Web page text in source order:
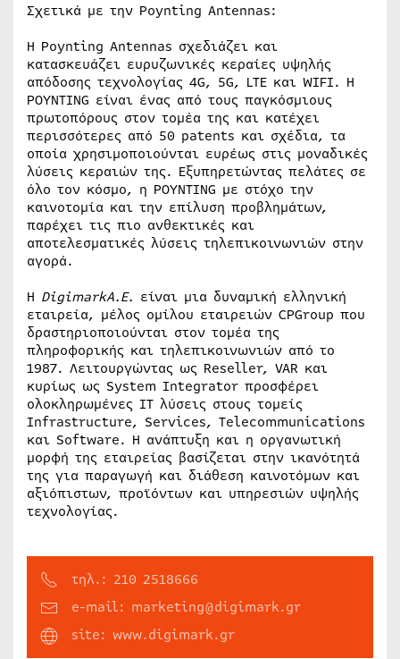
Σχετικά με την Poynting Antennas:
Η Poynting Antennas σχεδιάζει και
κατασκευάζει ευρυζωνικές κεραίες υψηλής
απόδοσης τεχνολογίας 4G, 5G, LTE και WIFI. Η
POYNTING είναι ένας από τους παγκόσμιους
πρωτοπόρους στον τομέα της και κατέχει
περισσότερες από 50 patents και σχέδια, τα
οποία χρησιμοποιούνται ευρέως στις μοναδικές
λύσεις κεραιών της. Εξυπηρετώντας πελάτες σε
όλο τον κόσμο, η POYNTING με στόχο την
καινοτομία και την επίλυση προβλημάτων,
παρέχει τις πιο ανθεκτικές και
αποτελεσματικές λύσεις τηλεπικοινωνιών στην
αγορά.
Η DigimarkA.E. είναι μια δυναμική ελληνική
εταιρεία, μέλος ομίλου εταιρειών CPGroup που
δραστηριοποιούνται στον τομέα της
πληροφορικής και τηλεπικοινωνιών από το
1987. Λειτουργώντας ως Reseller, VAR και
κυρίως ως System Integrator προσφέρει
ολοκληρωμένες IT λύσεις στους τομείς
Infrastructure, Services, Telecommunications
και Software. Η ανάπτυξη και η οργανωτική
μορφή της εταιρείας βασίζεται στην ικανότητά
της για παραγωγή και διάθεση καινοτόμων και
αξιόπιστων, προϊόντων και υπηρεσιών υψηλής
τεχνολογίας.
τηλ.: 210 2518666
e-mail: marketing@digimark.gr
site: www.digimark.gr